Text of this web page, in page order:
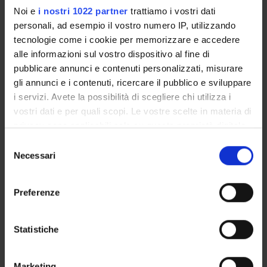
Noi e i nostri 1022 partner trattiamo i vostri dati
personali, ad esempio il vostro numero IP, utilizzando
tecnologie come i cookie per memorizzare e accedere
alle informazioni sul vostro dispositivo al fine di
pubblicare annunci e contenuti personalizzati, misurare
gli annunci e i contenuti, ricercare il pubblico e sviluppare
i servizi. Avete la possibilità di scegliere chi utilizza i
vostri dati e per quali scopi. Le vostre scelte in materia di
privacy sono applicabili solo su questa proprietà digitale
modificare o revocare il proprio consenso in qualsiasi
momento dalla Dichiarazione sui cookie o facendo clic
raccogliere informazioni sulla tua posizione
geografica, con un'approssimazione di qualche
delNecessari
Preferenze
Statistiche
ENTI FINANZIATORI:
C.N.R. Consiglio Nazionale delle Ricerche
Finanziamento:assegnato e gestito dal Dipartimento
Professore ordinario
Professore associato
Professore emerito